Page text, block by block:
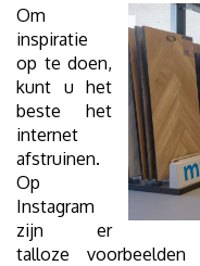
Om
inspiratie
op te doen,
kunt u het
beste het
internet
afstruinen.
Op
Instagram
zijn er
talloze